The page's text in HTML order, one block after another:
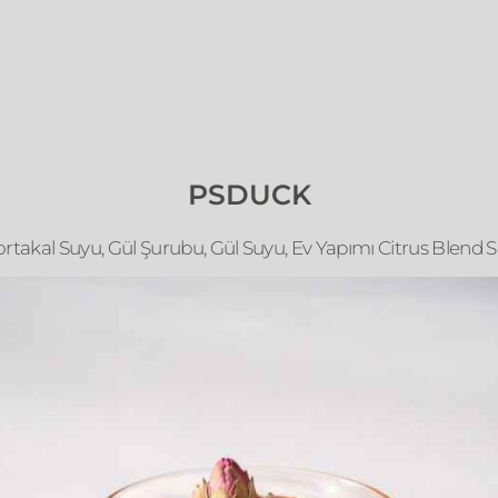
PSDUCK
Suyu, Gül Şurubu, Gül Suyu, Ev Yapımı Citrus Blend